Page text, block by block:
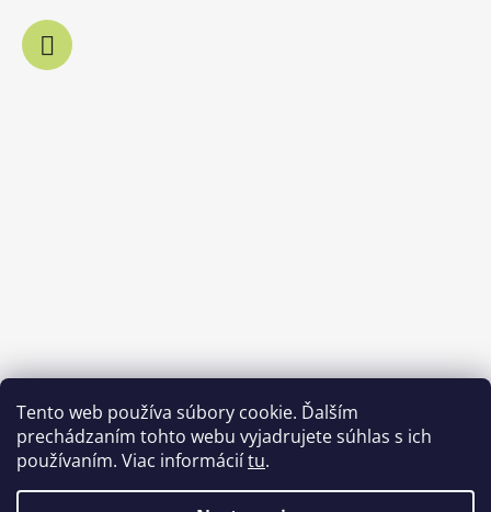
Tento web používa súbory cookie. Ďalším
prechádzaním tohto webu vyjadrujete súhlas s ich
používaním. Viac informáciítu.